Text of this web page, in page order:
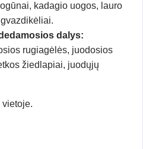
kadagio uogos, lauro
dalys:
rugiagėlės, juodosios
žiedlapiai, juodųjų
vietoje.